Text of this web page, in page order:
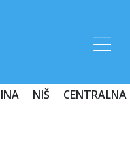
NIŠ CENTRALNA